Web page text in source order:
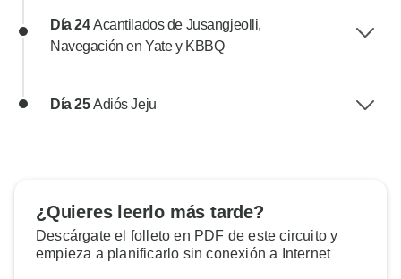
Día 24Acantilados de Jusangjeolli,
Navegación en Yate y KBBQ
Día 25Adiós Jeju
¿Quieres leerlo más tarde?
Descárgate el folleto en PDF de este circuito y
empieza a planificarlo sin conexión a Internet